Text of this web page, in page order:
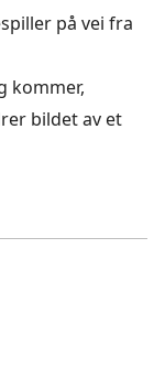
på vei fra
kommer,
bildet av et